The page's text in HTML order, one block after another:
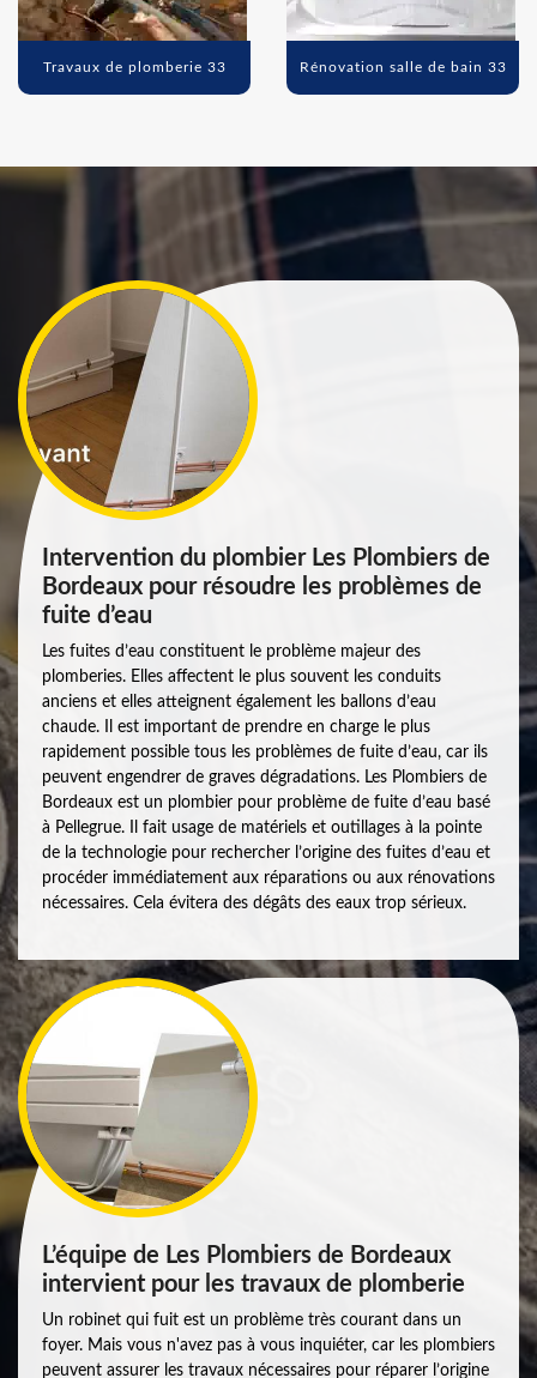
Travaux de plomberie 33 Rénovation salle de bain 33
Intervention du plombier Les Plombiers de
Bordeaux pour résoudre les problèmes de
fuite d’eau
Les fuites d’eau constituent le problème majeur des
plomberies. Elles affectent le plus souvent les conduits
anciens et elles atteignent également les ballons d’eau
chaude. Il est important de prendre en charge le plus
rapidement possible tous les problèmes de fuite d’eau, car ils
peuvent engendrer de graves dégradations. Les Plombiers de
Bordeaux est un plombier pour problème de fuite d’eau basé
à Pellegrue. Il fait usage de matériels et outillages à la pointe
de la technologie pour rechercher l’origine des fuites d’eau et
procéder immédiatement aux réparations ou aux rénovations
nécessaires. Cela évitera des dégâts des eaux trop sérieux.
L’équipe de Les Plombiers de Bordeaux
intervient pour les travaux de plomberie
Un robinet qui fuit est un problème très courant dans un
foyer. Mais vous n'avez pas à vous inquiéter, car les plombiers
peuvent assurer les travaux nécessaires pour réparer l’origine